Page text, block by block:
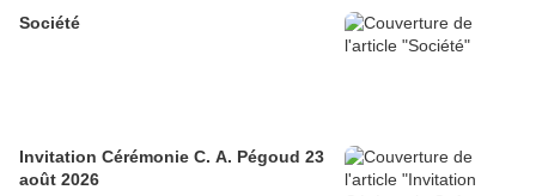
Société
Invitation Cérémonie C. A. Pégoud 23
août 2026